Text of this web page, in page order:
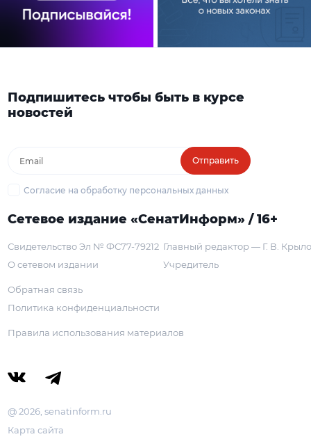
Подпишитесь чтобы быть в курсе
новостей
Отправить
Согласие на обработку персональных данных
Сетевое издание «СенатИнформ» / 16+
Свидетельство Эл № ФС77-79212
О сетевом издании
Главный редактор — Г. В.
Учредитель
Обратная связь
Политика конфиденциальности
Правила использования материалов
@ 2026, senatinform.ru
Карта сайта